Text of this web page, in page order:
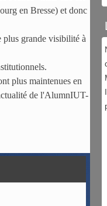
en Bresse) et donc
plus grande visibilité à
plus maintenues en
de l'AlumnIUT-